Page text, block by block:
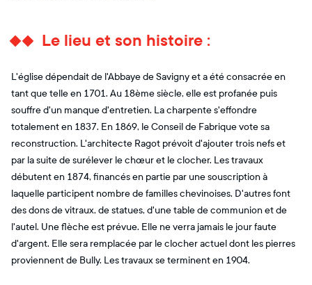
Le lieu et son histoire :
L'église dépendait de l'Abbaye de Savigny et a été consacrée en
tant que telle en 1701. Au 18ème siècle, elle est profanée puis
souffre d'un manque d'entretien. La charpente s'effondre
totalement en 1837. En 1869, le Conseil de Fabrique vote sa
reconstruction. L'architecte Ragot prévoit d'ajouter trois nefs et
par la suite de surélever le chœur et le clocher. Les travaux
débutent en 1874, financés en partie par une souscription à
laquelle participent nombre de familles chevinoises. D'autres font
des dons de vitraux, de statues, d'une table de communion et de
l'autel. Une flèche est prévue. Elle ne verra jamais le jour faute
d'argent. Elle sera remplacée par le clocher actuel dont les pierres
proviennent de Bully. Les travaux se terminent en 1904.